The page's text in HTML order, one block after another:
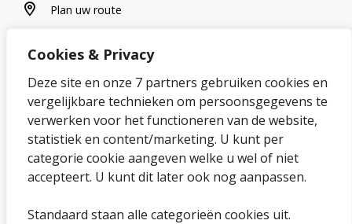
Cookies & Privacy
Deze site en onze 7 partners gebruiken cookies en
vergelijkbare technieken om persoonsgegevens te
verwerken voor het functioneren van de website,
statistiek en content/marketing. U kunt per
categorie cookie aangeven welke u wel of niet
accepteert. U kunt dit later ook nog aanpassen.
Standaard staan alle categorieën cookies uit.
plan uw route
Plan uw route
Over onze website
Sitemap
Privacybeleid en cookies
Cookies wijzigen